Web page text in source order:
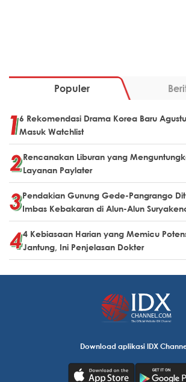
Populer
6 Rekomendasi Drama Korea Baru
Masuk Watchlist
Rencanakan Liburan yang
Layanan Paylater
Pendakian Gunung Gede-Pangrango
Imbas Kebakaran di Alun-Alun
4 Kebiasaan Harian yang Memicu
Jantung, Ini Penjelasan Dokter
Download aplikasi IDX